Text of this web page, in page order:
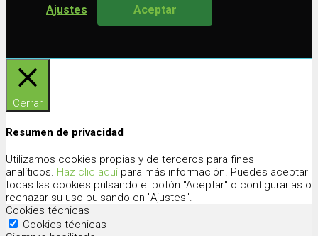
Ajustes Aceptar
Cerrar
Resumen de privacidad
Utilizamos cookies propias y de terceros para fines
analíticos. Haz clic aquí para más información. Puedes aceptar
todas las cookies pulsando el botón "Aceptar" o configurarlas o
rechazar su uso pulsando en "Ajustes".
Cookies técnicas
Cookies técnicas